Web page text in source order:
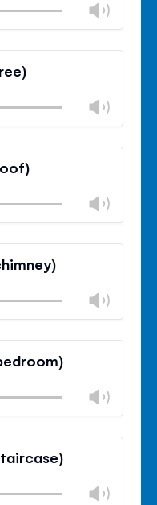
Close
Close
Close
Close
Close